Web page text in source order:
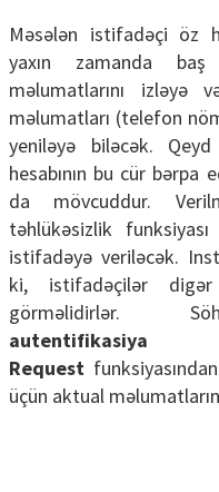
Məsələn istifadəçi öz
yaxın zamanda
məlumatlarını izləyə
məlumatları (telefon
yeniləyə biləcək.
hesabının bu cür bərpa
da mövcuddur.
təhlükəsizlik
istifadəyə veriləcək.
ki, istifadəçilər
görməlidirlər.
Request
üçün aktual